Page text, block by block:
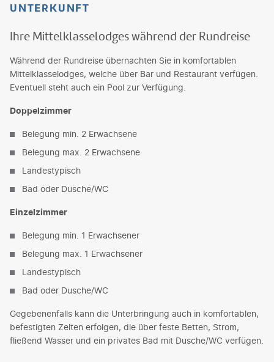
UNTERKUNFT
Ihre Mittelklasselodges während der Rundreise
Während der Rundreise übernachten Sie in komfortablen
Mittelklasselodges, welche über Bar und Restaurant verfügen.
Eventuell steht auch ein Pool zur Verfügung.
Doppelzimmer
Belegung min. 2 Erwachsene
Belegung max. 2 Erwachsene
Landestypisch
Bad oder Dusche/WC
Einzelzimmer
Belegung min. 1 Erwachsener
Belegung max. 1 Erwachsener
Landestypisch
Bad oder Dusche/WC
Gegebenenfalls kann die Unterbringung auch in komfortablen,
befestigten Zelten erfolgen, die über feste Betten, Strom,
fließend Wasser und ein privates Bad mit Dusche/WC verfügen.